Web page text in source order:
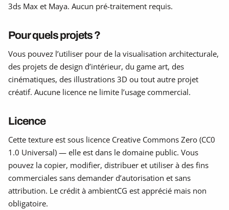
3ds Max et Maya. Aucun pré-traitement requis.
Pour quels projets ?
Vous pouvez l’utiliser pour de la visualisation architecturale,
des projets de design d’intérieur, du game art, des
cinématiques, des illustrations 3D ou tout autre projet
créatif. Aucune licence ne limite l’usage commercial.
Licence
Cette texture est sous licence Creative Commons Zero (CC0
1.0 Universal) — elle est dans le domaine public. Vous
pouvez la copier, modifier, distribuer et utiliser à des fins
commerciales sans demander d’autorisation et sans
attribution. Le crédit à ambientCG est apprécié mais non
obligatoire.